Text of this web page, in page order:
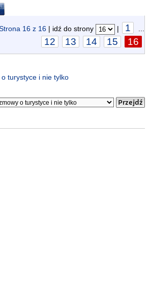
16 z 16 | idź do strony | 1
12 13 14 15 16
turystyce i nie tylko